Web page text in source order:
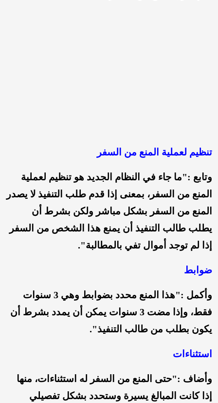
تنظيم لعملية المنع من السفر
وتابع :"ما جاء في النظام الجديد هو تنظيم لعملية
المنع من السفر، بمعنى إذا قدم طلب التنفيذ لا يصدر
المنع من السفر بشكل مباشر ولكن بشرط أن
يطلب طالب التنفيذ أن يمنع هذا الشخص من السفر
إذا لم توجد أموال تفي بالمطالبة".
ضوابط
وأكمل :"هذا المنع محدد بضوابط وهي 3 سنوات
فقط، وإذا مضت 3 سنوات يمكن أن يمدد بشرط أن
يكون بطلب من طالب التنفيذ".
استثناءات
وأضاف :"حتى المنع من السفر له استثناءات، منها
إذا كانت المبالغ يسيرة وستحدد بشكل تفصيلي